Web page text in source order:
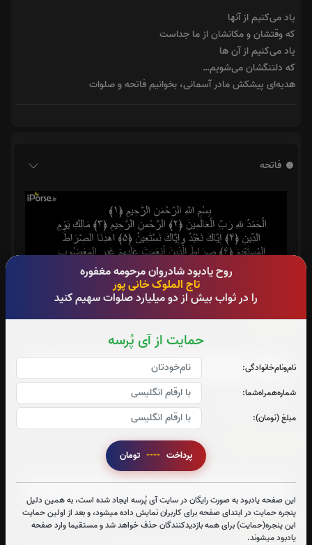
روح یادبود شادروان مرحومه مغفوره
تاج الملوک خانی پور
را در ثواب بیش از دو میلیارد صلوات سهیم کنید
حمایت از آی پُرسه
نام‌و‌نام‌خانوادگی:
شماره‌همراه‌شما:
مبلغ (تومان):
پرداخت ----
این صفحه یادبود به صورت رایگان در سایت آی پُرسه ایجاد شده است، به همین دلیل
پنجره حمایت در ابتدای صفحه برای کاربران نمایش داده میشود، و بعد از اولین حمایت
این پنجره(حمایت) برای همه بازدیدکنندگان حذف خواهد شد و مستقیما وارد صفحه
یادبود میشوند.
یاد می‌کنیم از آنها
که وقتشان و مکانشان از ما جداست
یاد می‌کنیم از آن ها
که دلتنگشان می‌شویم…
هدیه‌ای پیشکش مادر آسمانی، بخوانیم فاتحه و صلوات
فاتحه
چهارقل:
صوت چهارقل
صوت زیارت عاشورا - فانی
دعای توسل: